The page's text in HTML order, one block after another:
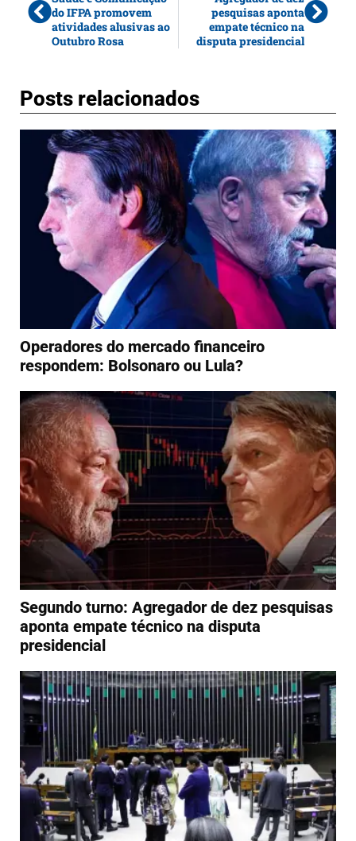
do IFPA promovem
atividades alusivas ao
Outubro Rosa
pesquisas aponta
empate técnico na
disputa presidencial
Posts relacionados
Operadores do mercado financeiro
respondem: Bolsonaro ou Lula?
Segundo turno: Agregador de dez pesquisas
aponta empate técnico na disputa
presidencial